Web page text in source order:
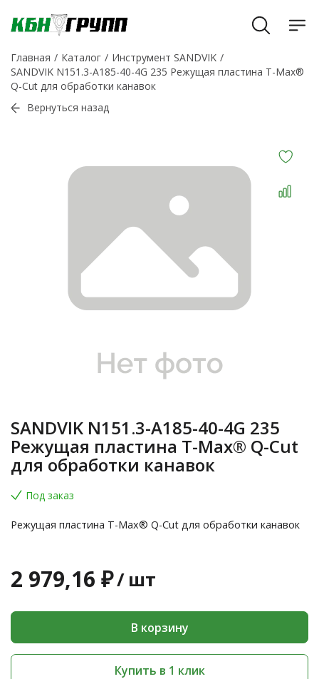
Главная Каталог
Инструмент SANDVIK
SANDVIK N151.3-A185-40-4G 235 Режущая пластина T-Max®
Q-Cut для обработки канавок
Вернуться назад
SANDVIK N151.3-A185-40-4G 235
Режущая пластина T-Max® Q-Cut
для обработки канавок
Под заказ
Режущая пластина T-Max® Q-Cut для обработки канавок
2 979,16 ₽/ шт
В корзину
Купить в 1 клик